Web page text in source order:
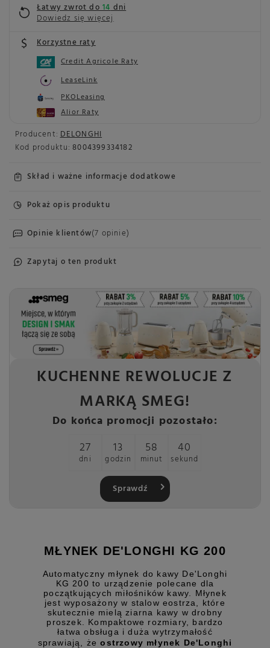
Producent: DELONGHI
Kod produktu: 8004399334182
Skład i ważne informacje dodatkowe
Pokaż opis produktu
Opinie klientów(7 opinie)
Zapytaj o ten produkt
Łatwy zwrot do14dni
Dowiedz się więcej
Korzystne raty
Credit Agricole Raty
LeaseLink
PKOLeasing
Alior Raty
KUCHENNE REWOLUCJE Z
MARKĄ SMEG!
Do końca promocji pozostało:
27
dni
13
godzin
58
minut
40
sekund
Sprawdź
MŁYNEK DE'LONGHI KG 200
Automatyczny młynek do kawy De'Longhi
KG 200 to urządzenie polecane dla
początkujących miłośników kawy. Młynek
jest wyposażony w stalow eostrza, które
skutecznie mielą ziarna kawy w drobny
proszek. Kompaktowe rozmiary, bardzo
łatwa obsługa i duża wytrzymałość
sprawiają, żeostrzowy młynek De'Longhi